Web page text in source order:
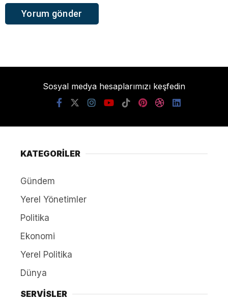
Sosyal medya hesaplarımızı keşfedin
KATEGORİLER
Gündem
Yerel Yönetimler
Politika
Ekonomi
Yerel Politika
Dünya
SERVİSLER